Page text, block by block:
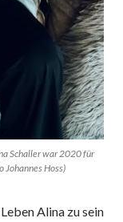
Schaller war 2020 für
Johannes Hoss)
Alina zu sein